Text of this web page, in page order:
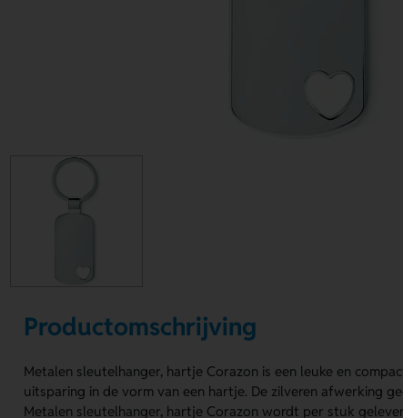
Productomschrijving
Metalen sleutelhanger, hartje Corazon is een leuke en
uitsparing in de vorm van een hartje. De zilveren afwerking
Metalen sleutelhanger, hartje Corazon wordt per stuk